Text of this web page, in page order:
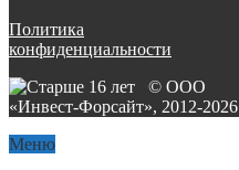
Политика
конфиденциальности
© ООО
«Инвест-Форсайт», 2012-2026
Меню